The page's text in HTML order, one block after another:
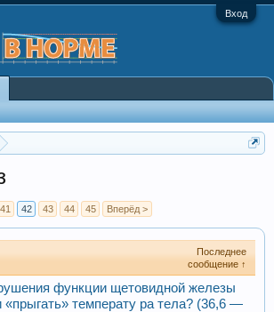
Вход
41 42 43 44 45 Вперёд >
Последнее
сообщение ↑
функции щетовидной железы
«прыгать» температу ра тела? (36,6 —